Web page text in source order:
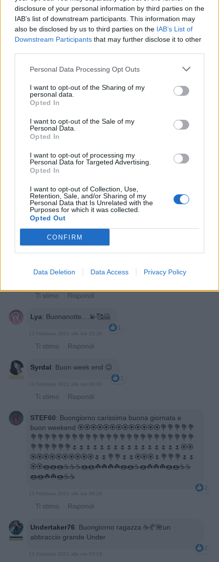
disclosure of your personal information by third parties on the
IAB’s list of downstream participants. This information may
also be disclosed by us to third parties on the IAB’s List of
Downstream Participants that may further disclose it to other
Personal Data Processing Opt Outs
I want to opt-out of the Sharing of my
personal data.
Opted In
I want to opt-out of the Sale of my
Personal Data.
Opted In
I want to opt-out of processing my
Personal Data for Targeted Advertising.
Opted In
I want to opt-out of Collection, Use,
Retention, Sale, and/or Sharing of my
Personal Data that Is Unrelated with the
Purposes for which it was collected.
Opted Out
CONFIRM
Data Deletion Data Access Privacy Policy
Elymarghe Buona serata 🤗
1
12 Febbraio 2021 alle ore 19:13
·Ti stimo· Rispondi
pecos:Buona serata cucciolotta 😊🥂🥂😘😘😘😘
1
12 Febbraio 2021 alle ore 19:39
· Ti stimo · Rispondi
pecos :ioveramente, solo affetto, nulla più 😊
12 Febbraio 2021 alle ore 19:51
·Ti stimo
ioveramente:pecos
3
12 Febbraio 2021 alle ore 19:57
· Rispondi
Pietranera:ioveramente ué tu qua stai ?
Bentornato uagliò ✌🏼💫
1
·Ti stimo·Rispondi
Piccire' ... buonanotte a domani 😘
1
· Ti stimo · Rispondi
Lya: Buonanotte....💫🥰🤗
1
· Ti stimo · Rispondi
Syrdal: Buon week end 😉
1
· Ti stimo · Rispondi
STEF60: Buongiorno carissima buona giornata e
buon weekend 🏵️🏵️🏵️🏵️🏵️🏵️🏵️🏵️🏵️🏵️🏵️🏵️🏵️💐💐💐💐💐
💐💐💐💐💐💐💐💐💐💐💐💐💐💐💐💐💐💐💐💐💐💐💐💐
💐💐💐💐💐💐🌷🌷🌷🌷🌷🌷🌷🌷🌷🌷🌷🌷🌷🌷🌷🌷🏵️🏵️
🏵️🏵️🏵️🏵️🏵️🏵️🏵️🏵️🏵️🏵️🌷🌷💐💐🌷🌷🏵️🏵️🏵️🌷💐💐💐🌷🌷
🏵️🏵️🍩🍩🍩☕☕☕🍩🍩☘️☘️☘️☘️🍩🍩☕🍩☘️☘️☘️🍩🍩☕☕
🍩🍩☘️☘️🍩☕☕
2
· Ti stimo · Rispondi
Undertaker76: Buongiorno ragazza ☕🥐🌺un
abbraccio grande Under
2
13 Febbraio 2021 alle ore 07:19